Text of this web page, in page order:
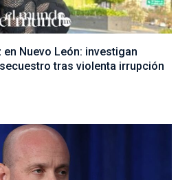
en Nuevo León: investigan
tras violenta irrupción